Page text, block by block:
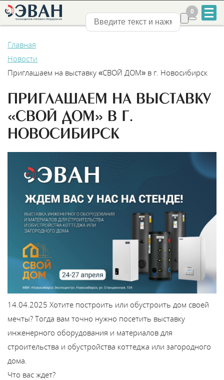
+7
831
888-
Сервис
Сотрудничество
Нижний Новгород
0
0
Главная
Новости
Приглашаем на выставку «СВОЙ ДОМ» в г. Новосибирск
ПРИГЛАШАЕМ НА ВЫСТАВКУ
«СВОЙ ДОМ» В Г.
НОВОСИБИРСК
14.04.2025 Хотите построить или обустроить дом своей
мечты? Тогда вам точно нужно посетить выставку
инженерного оборудования и материалов для
строительства и обустройства коттеджа или загородного
дома.
Что вас ждет?